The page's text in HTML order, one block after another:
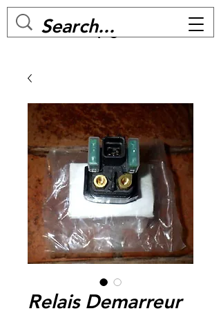
MC BIKE Perpignan
Relais Demarreur